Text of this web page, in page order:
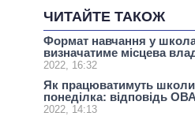
ЧИТАЙТЕ ТАКОЖ
Формат навчання у
визначатиме місцева
2022, 16:32
Як працюватимуть школи
понеділка: відповідь
2022, 14:13